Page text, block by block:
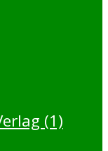
(1)